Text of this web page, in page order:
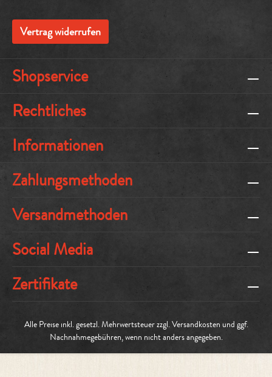
Vertrag widerrufen
Shopservice
Rechtliches
Informationen
Zahlungsmethoden
Versandmethoden
Social Media
Zertifikate
Alle Preise inkl. gesetzl. Mehrwertsteuer zzgl.Versandkosten und ggf.
Nachnahmegebühren, wenn nicht anders angegeben.